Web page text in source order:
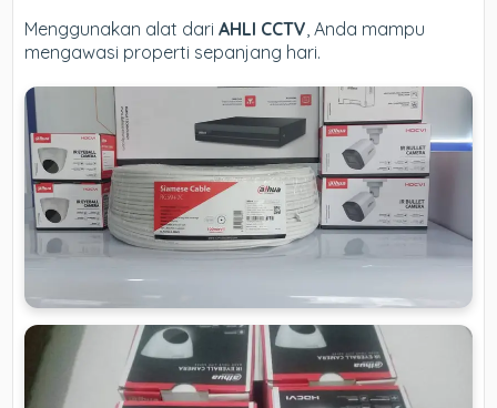
Menggunakan alat dariAHLI CCTV, Anda mampu
mengawasi properti sepanjang hari.